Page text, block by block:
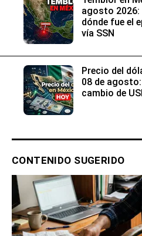
agosto
dónde fue el
vía SSN
Precio del
08 de
cambio de
CONTENIDO SUGERIDO